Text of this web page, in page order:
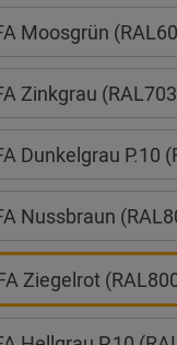
Moosgrün
Zinkgrau
Dunkelgrau P.10
Nussbraun
Ziegelrot